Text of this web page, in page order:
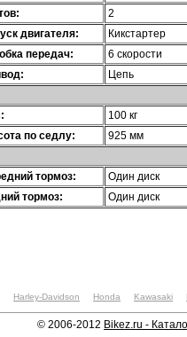
2
двигателя:
Кикстартер
передач:
6 скорости
Цепь
100 кг
по седлу:
925 мм
тормоз:
Один диск
тормоз:
Один диск
Harley-Davidson Honda Kawasaki
© 2006-2012 Bikez.ru -